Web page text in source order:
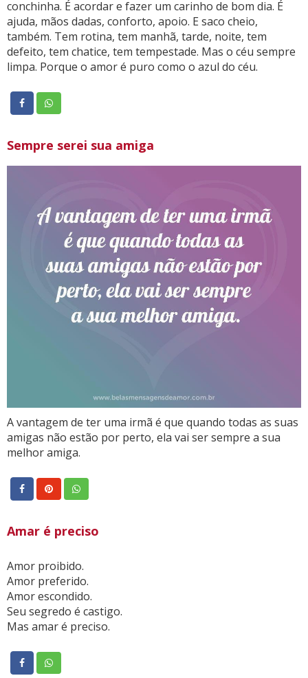
conchinha. É acordar e fazer um carinho de bom dia. É
ajuda, mãos dadas, conforto, apoio. E saco cheio,
também. Tem rotina, tem manhã, tarde, noite, tem
defeito, tem chatice, tem tempestade. Mas o céu sempre
limpa. Porque o amor é puro como o azul do céu.
Sempre serei sua amiga
A vantagem de ter uma irmã é que quando todas as suas
amigas não estão por perto, ela vai ser sempre a sua
melhor amiga.
Amar é preciso
Amor proibido.
Amor preferido.
Amor escondido.
Seu segredo é castigo.
Mas amar é preciso.